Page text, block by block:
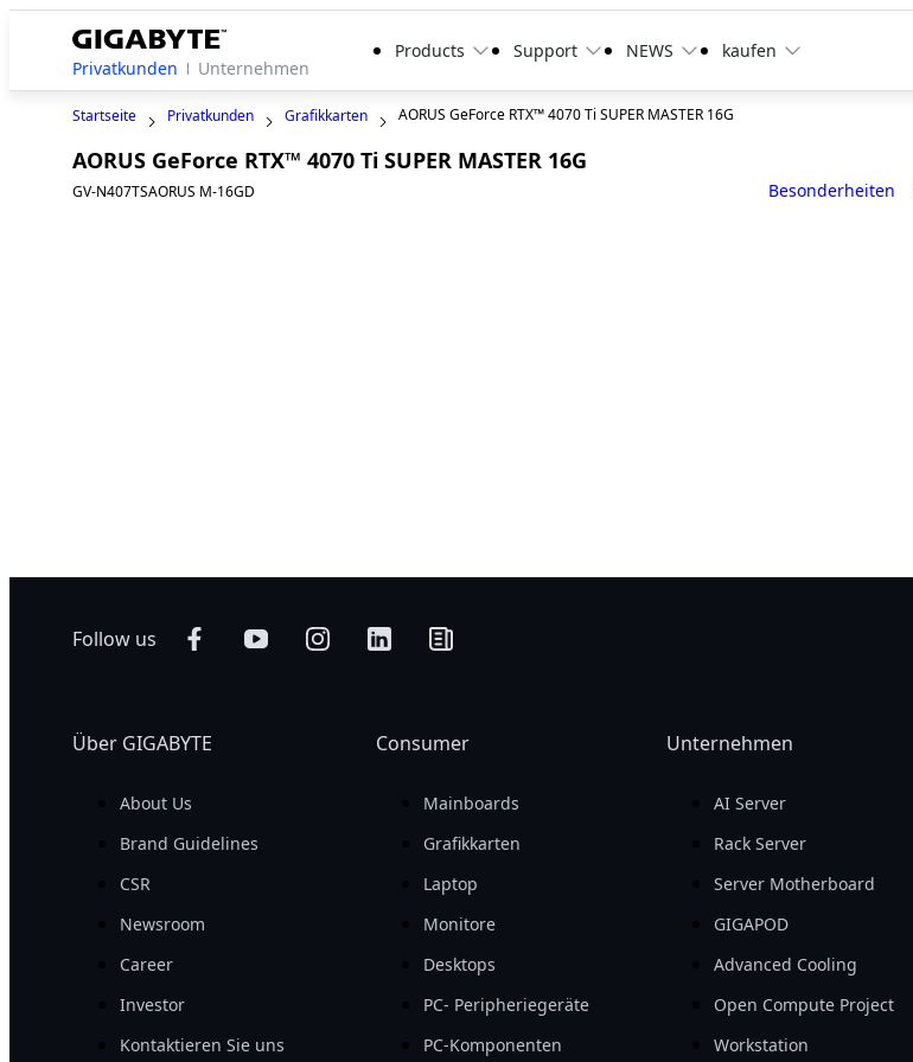
Privatkunden Unternehmen
Products Support NEWS kaufen
Startseite Privatkunden Grafikkarten AORUS GeForce RTX™ 4070 Ti SUPER MASTER 16G
AORUS GeForce RTX™ 4070 Ti SUPER MASTER 16G
GV-N407TSAORUS M-16GD Besonderheiten
Follow us
Über GIGABYTE
About Us
Brand Guidelines
CSR
Newsroom
Career
Investor
Kontaktieren Sie uns
Consumer
Mainboards
Grafikkarten
Laptop
Monitore
Desktops
PC- Peripheriegeräte
PC-Komponenten
Unternehmen
AI Server
Rack Server
Server Motherboard
GIGAPOD
Advanced Cooling
Open Compute Project
Workstation